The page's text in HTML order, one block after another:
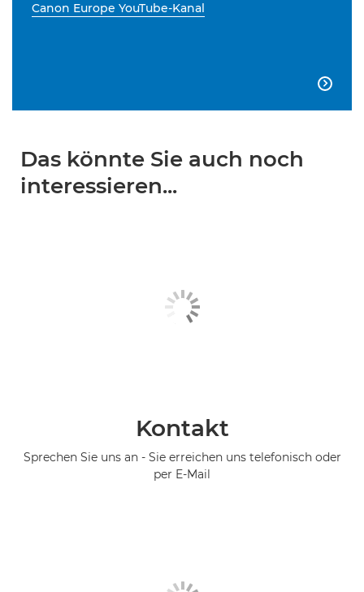
Canon Europe YouTube-Kanal

Das könnte Sie auch noch
interessieren...
Kontakt
Sprechen Sie uns an - Sie erreichen uns telefonisch oder
per E-Mail